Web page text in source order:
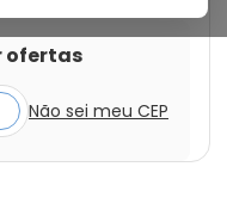
ofertas
Não sei meu CEP